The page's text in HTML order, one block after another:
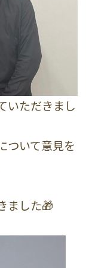
いただきまし
ついて意見を
ました🎁